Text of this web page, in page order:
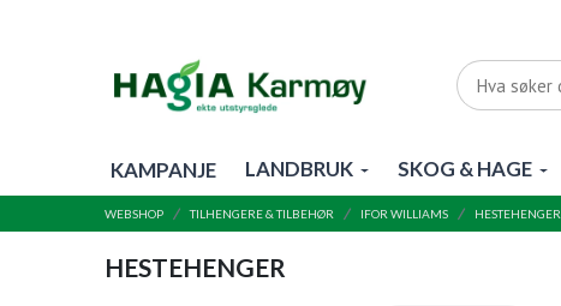
KAMPANJE LANDBRUK SKOG & HAGE
WEBSHOP TILHENGERE & TILBEHØR IFOR WILLIAMS HESTEHENGER
HESTEHENGER